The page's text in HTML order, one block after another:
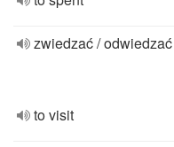
zwiedzać / odwiedzać
to visit